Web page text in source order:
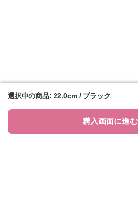
選択中の商品: 22.0cm / ブラック
購入画面に進む
選択中の商品: 22.0cm / ブラック
購入画面に進む